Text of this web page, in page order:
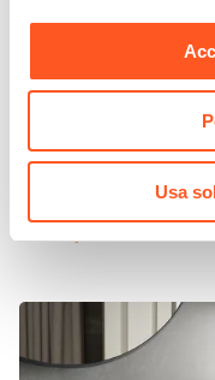
Usa
CODICE:KYR-LF
freestanding cromo –